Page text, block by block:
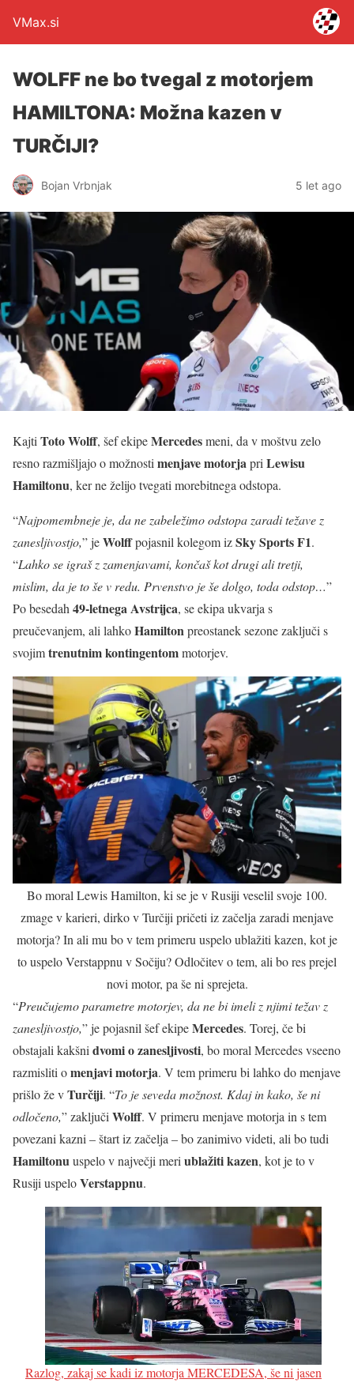
VMax.si
WOLFF ne bo tvegal z motorjem
HAMILTONA: Možna kazen v
TURČIJI?
Bojan Vrbnjak 5 let ago
Kajti Toto Wolff, šef ekipeMercedesmeni, da v moštvu zelo
resno razmišljajo o možnosti menjave motorjapri Lewisu
Hamiltonu, ker ne želijo tvegati morebitnega odstopa.
“Najpomembneje je, da ne zabeležimo odstopa zaradi težave z
zanesljivostjo,” jeWolffpojasnil kolegom izSky Sports F1.
“Lahko se igraš z zamenjavami, končaš kot drugi ali tretji,
mislim, da je to še v redu. Prvenstvo je še dolgo, toda odstop…”
Po besedah 49-letnega Avstrijca, se ekipa ukvarja s
preučevanjem, ali lahkoHamiltonpreostanek sezone zaključi s
svojimtrenutnim kontingentommotorjev.
Bo moral Lewis Hamilton, ki se je v Rusiji veselil svoje 100.
zmage v karieri, dirko v Turčiji pričeti iz začelja zaradi menjave
motorja? In ali mu bo v tem primeru uspelo ublažiti kazen, kot je
to uspelo Verstappnu v Sočiju? Odločitev o tem, ali bo res prejel
novi motor, pa še ni sprejeta.
“Preučujemo parametre motorjev, da ne bi imeli z njimi težav z
zanesljivostjo,” je pojasnil šef ekipeMercedes. Torej, če bi
obstajali kakšni dvomi o zanesljivosti, bo moral Mercedes vseeno
razmisliti omenjavi motorja. V tem primeru bi lahko do menjave
prišlo že vTurčiji. “To je seveda možnost. Kdaj in kako, še ni
odločeno,” zaključi Wolff. V primeru menjave motorja in s tem
povezani kazni – štart iz začelja – bo zanimivo videti, ali bo tudi
Hamiltonuuspelo v največji meri ublažiti kazen, kot je to v
Rusiji uspeloVerstappnu.
Razlog, zakaj se kadi iz motorja MERCEDESA, še ni jasen